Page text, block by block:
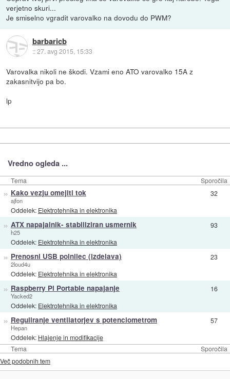
verjetno skuri...
Je smiselno vgradit varovalko na dovodu do PWM?
barbaricb
::27. avg 2015, 15:33
Varovalka nikoli ne škodi. Vzami eno ATO varovalko 15A z
zakasnitvijo pa bo.
lp
Vredno ogleda ...
Tema Sporočila
Tema Sporočila
» Kako vezju omejiti tok
ajfon
Oddelek: Elektrotehnika in elektronika
32
» ATX napajalnik- stabiliziran usmernik
h25
Oddelek: Elektrotehnika in elektronika
93
» Prenosni USB polnilec (izdelava)
2loud4u
Oddelek: Elektrotehnika in elektronika
23
» Raspberry Pi Portable napajanje
Yacked2
Oddelek: Elektrotehnika in elektronika
16
» Reguliranje ventilatorjev s potenciometrom
Hepan
Oddelek: Hlajenje in modifikacije
57
Več podobnih tem